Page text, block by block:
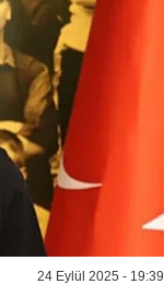
24 Eylül 2025 - 19:39